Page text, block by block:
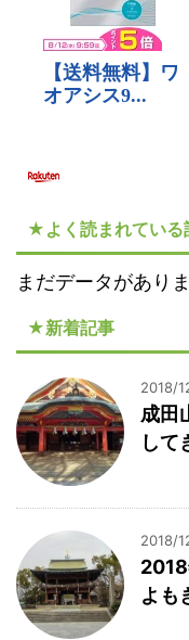
★よく読まれている
まだデータがありま
★新着記事
2018/
成田
して
2018/
2018
よも